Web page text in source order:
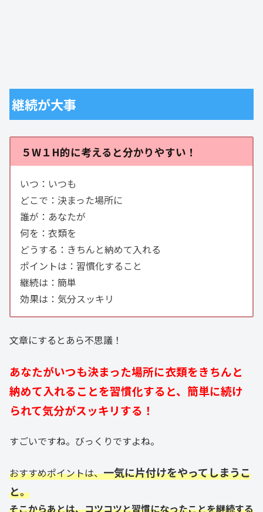
継続が大事
５W１H的に考えると分かりやすい！
いつ：いつも
どこで：決まった場所に
誰が：あなたが
何を：衣類を
どうする：きちんと納めて入れる
ポイントは：習慣化すること
継続は：簡単
効果は：気分スッキリ
文章にするとあら不思議！
あなたがいつも決まった場所に衣類をきちんと
納めて入れることを習慣化すると、簡単に続け
られて気分がスッキリする！
すごいですね。びっくりですよね。
おすすめポイントは、一気に片付けをやってしまうこ
と。
そこからあとは、コツコツと習慣になったことを継続する